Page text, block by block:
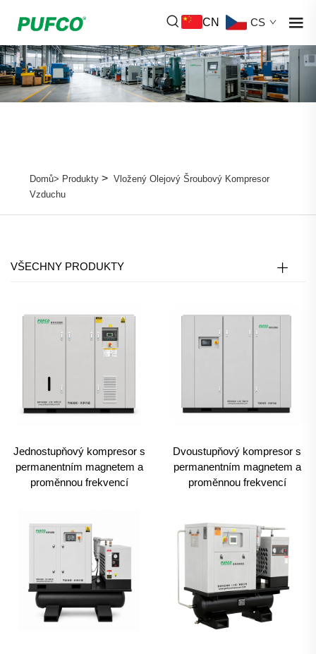
CN CS
Domů> Produkty> Vložený Olejový Šroubový Kompresor
Vzduchu
VŠECHNY PRODUKTY
Jednostupňový kompresor s
permanentním magnetem a
proměnnou frekvencí
Dvoustupňový kompresor s
permanentním magnetem a
proměnnou frekvencí